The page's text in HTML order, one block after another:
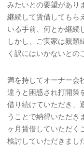
みたいとの要望があり
継続して賃借してもら
いる手前、何とか継続
しかし、ご実家は親類
く訳にはいかないとの
満を持してオーナー会
違うと困惑され打開策
借り続けていただき、
うことで納得いただき
ヶ月賃借していただく
検討していただきまし